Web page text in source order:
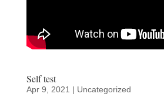
Self test
Apr 9, 2021 | Uncategorized